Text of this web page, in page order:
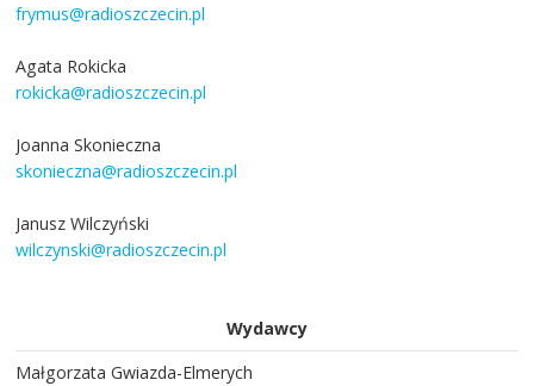
frymus@radioszczecin.pl
Agata Rokicka
rokicka@radioszczecin.pl
Joanna Skonieczna
skonieczna@radioszczecin.pl
Janusz Wilczyński
wilczynski@radioszczecin.pl
Wydawcy
Małgorzata Gwiazda-Elmerych